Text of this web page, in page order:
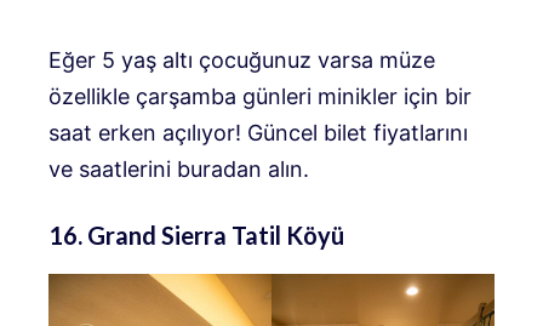
Eğer 5 yaş altı çocuğunuz varsa müze
özellikle çarşamba günleri minikler için bir
saat erken açılıyor! Güncel bilet fiyatlarını
ve saatlerini buradan alın.
16. Grand Sierra Tatil Köyü